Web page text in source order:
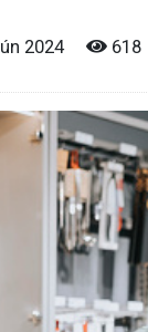
2024 618